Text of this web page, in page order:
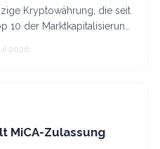
Kryptowährung, die seit
10 der Marktkapitalisierung
2026
MiCA-Zulassung